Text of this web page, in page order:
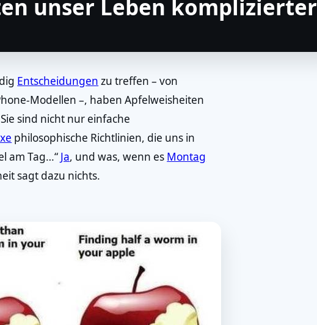
unser Leben komplizierter
Entscheidungen zu treffen – von
Modellen –, haben Apfelweisheiten
sind nicht nur einfache
philosophische Richtlinien, die uns in
am Tag…“ Ja, und was, wenn es Montag
sagt dazu nichts.